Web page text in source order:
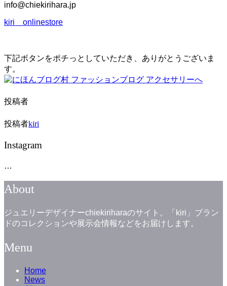
info@chiekirihara.jp
kiri onlinestore
下記ボタンをポチっとしていただき、ありがとうございま
す。
投稿者
投稿者kiri
Instagram
…
About
ジュエリーデザイナーchiekiriharaのサイト。「kiri」ブラン
ドのコレクションや展示会情報などをお届けします。
Menu
Home
News